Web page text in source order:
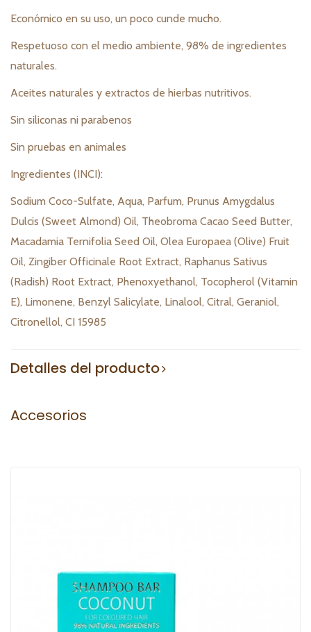
Económico en su uso, un poco cunde mucho.
Respetuoso con el medio ambiente, 98% de ingredientes
naturales.
Aceites naturales y extractos de hierbas nutritivos.
Sin siliconas ni parabenos
Sin pruebas en animales
Ingredientes (INCI):
Sodium Coco-Sulfate, Aqua, Parfum, Prunus Amygdalus
Dulcis (Sweet Almond) Oil, Theobroma Cacao Seed Butter,
Macadamia Ternifolia Seed Oil, Olea Europaea (Olive) Fruit
Oil, Zingiber Officinale Root Extract, Raphanus Sativus
(Radish) Root Extract, Phenoxyethanol, Tocopherol (Vitamin
E), Limonene, Benzyl Salicylate, Linalool, Citral, Geraniol,
Citronellol, CI 15985
Detalles del producto
Accesorios